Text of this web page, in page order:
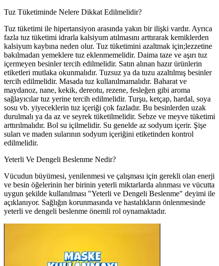
Tuz Tüketiminde Nelere Dikkat Edilmelidir?
Tuz tüketimi ile hipertansiyon arasında yakın bir ilişki vardır. Ayrıca
fazla tuz tüketimi idrarla kalsiyum atılmasını arttırarak kemiklerden
kalsiyum kaybına neden olur. Tuz tüketimini azaltmak için;lezzetine
bakılmadan yemeklere tuz eklenmemelidir. Daima taze ve aşırı tuz
içermeyen besinler tercih edilmelidir. Satın alınan hazır ürünlerin
etiketleri mutlaka okunmalıdır. Tuzsuz ya da tuzu azaltılmış besinler
tercih edilmelidir. Masada tuz kullanılmamalıdır. Baharat ve
maydanoz, nane, kekik, dereotu, rezene, fesleğen gibi aroma
sağlayıcılar tuz yerine tercih edilmelidir. Turşu, ketçap, hardal, soya
sosu vb. yiyeceklerin tuz içeriği çok fazladır. Bu besinlerden uzak
durulmalı ya da az ve seyrek tüketilmelidir. Sebze ve meyve tüketimi
arttırılmalıdır. Bol su içilmelidir. Su genelde az sodyum içerir. Şişe
suları ve maden sularının sodyum içeriğini etiketinden kontrol
edilmelidir.
Yeterli Ve Dengeli Beslenme Nedir?
Vücudun büyümesi, yenilenmesi ve çalışması için gerekli olan enerji
ve besin öğelerinin her birinin yeterli miktarlarda alınması ve vücutta
uygun şekilde kullanılması "Yeterli ve Dengeli Beslenme" deyimi ile
açıklanıyor. Sağlığın korunmasında ve hastalıkların önlenmesinde
yeterli ve dengeli beslenme önemli rol oynamaktadır.